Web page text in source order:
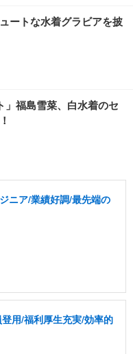
ートな水着グラビアを披
」福島雪菜、白水着のセ
ニア/業績好調/最先端の
用/福利厚生充実/効率的